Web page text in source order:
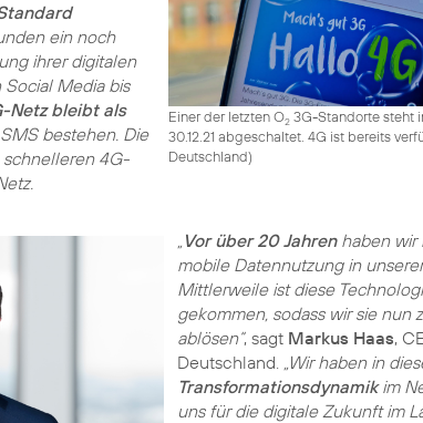
Einer der letzten O23G-Standorte steht
30.12.21 abgeschaltet. 4G ist bereits
Deutschland)
ein noch
ihrer digitalen
Media bis
Netz bleibt als
bestehen. Die
4G-
„Vor über 20 Jahrenhaben wir
mobile Datennutzung in
Mittlerweile ist diese
gekommen, sodass wir sie nun
ablösen“, sagt Markus Haas,
Deutschland. „Wir haben in
Transformationsdynamikim
uns für die digitale Zukunft im